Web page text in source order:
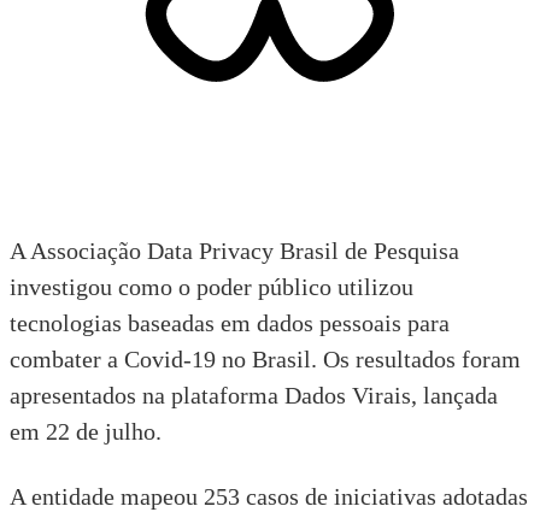
A Associação Data Privacy Brasil de Pesquisa
investigou como o poder público utilizou
tecnologias baseadas em dados pessoais para
combater a Covid-19 no Brasil. Os resultados foram
apresentados na plataforma Dados Virais, lançada
em 22 de julho.
A entidade mapeou 253 casos de iniciativas adotadas